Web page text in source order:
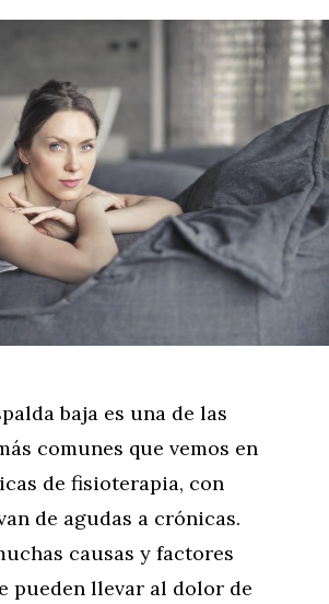
baja es una de las
comunes que vemos en
de fisioterapia, con
de agudas a crónicas.
causas y factores
pueden llevar al dolor de